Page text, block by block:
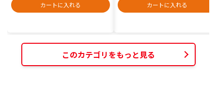
カートに入れる
カートに入れる
このカテゴリをもっと見る